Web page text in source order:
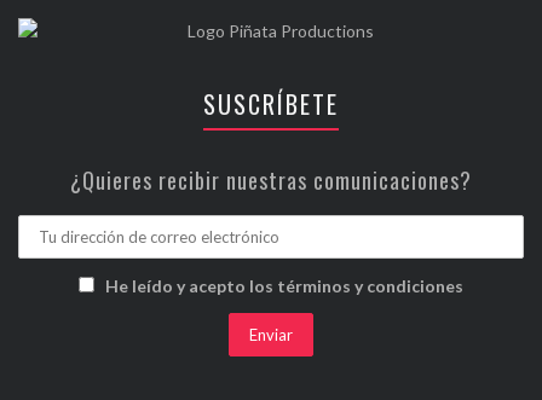
SUSCRÍBETE
¿Quieres recibir nuestras comunicaciones?
He leído y acepto los términos y condiciones